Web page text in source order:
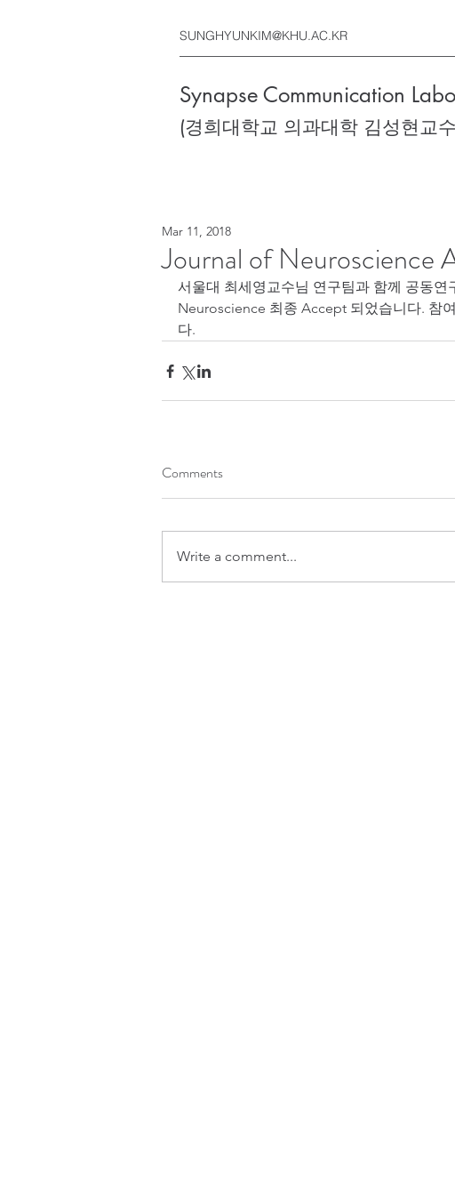
SUNGHYUNKIM@KHU.AC.KR
Synapse Communication
(경희대학교 의과대학 김성현교
Journal of Neuroscience
Mar 11, 2018
서울대 최세영교수님 연구팀과 함께 공동
Neuroscience 최종 Accept 되었습니다. 참
다.
Comments
Write a comment...